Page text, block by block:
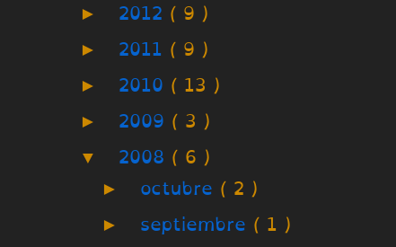
► 2012 ( 9 )
► 2011 ( 9 )
► 2010 ( 13 )
► 2009 ( 3 )
▼ 2008 ( 6 )
► octubre ( 2 )
► septiembre ( 1 )